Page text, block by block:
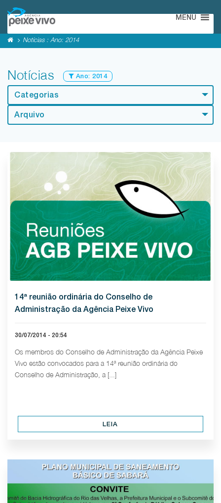
MENU
Notícias : Ano: 2014
Notícias Ano: 2014
Categorias
Arquivo
14ª reunião ordinária do Conselho de
Administração da Agência Peixe Vivo
30/07/2014 - 20:54
Os membros do Conselho de Administração da Agência Peixe
Vivo estão convocados para a 14ª reunião ordinária do
Conselho de Administração, a [...]
LEIA